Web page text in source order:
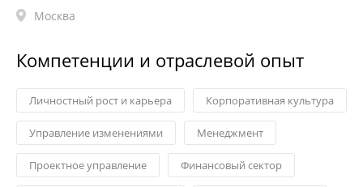
Москва
Компетенции и отраслевой опыт
Личностный рост и карьера Корпоративная культура
Управление изменениями Менеджмент
Проектное управление Финансовый сектор